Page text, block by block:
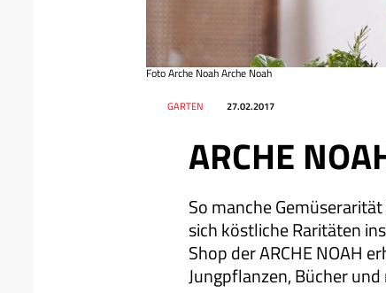
ARCHE
So manche
sich köstliche Raritäten
Shop der ARCHE NOAH
Jungpflanzen, Bücher
Datum 27.02.2017
RessortGARTEN
Foto Arche Noah Arche Noah